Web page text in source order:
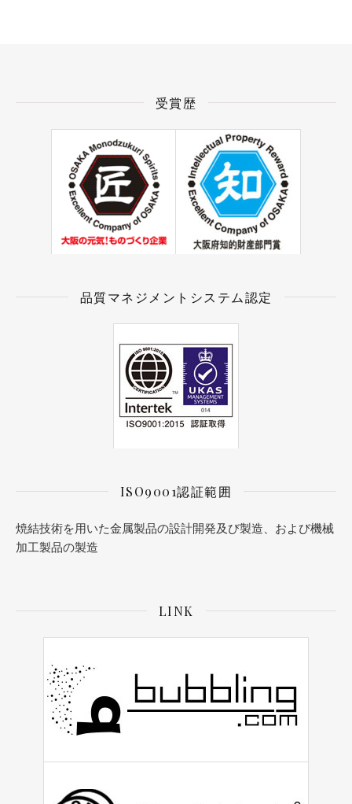
受賞歴
品質マネジメントシステム認定
ISO9001認証範囲
焼結技術を用いた金属製品の設計開発及び製造、および機械
加工製品の製造
LINK